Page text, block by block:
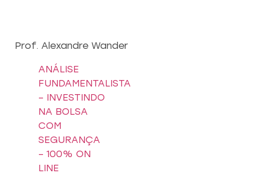
Prof. Alexandre Wander
ANÁLISE
FUNDAMENTALISTA
– INVESTINDO
NA BOLSA
COM
SEGURANÇA
– 100% ON
LINE